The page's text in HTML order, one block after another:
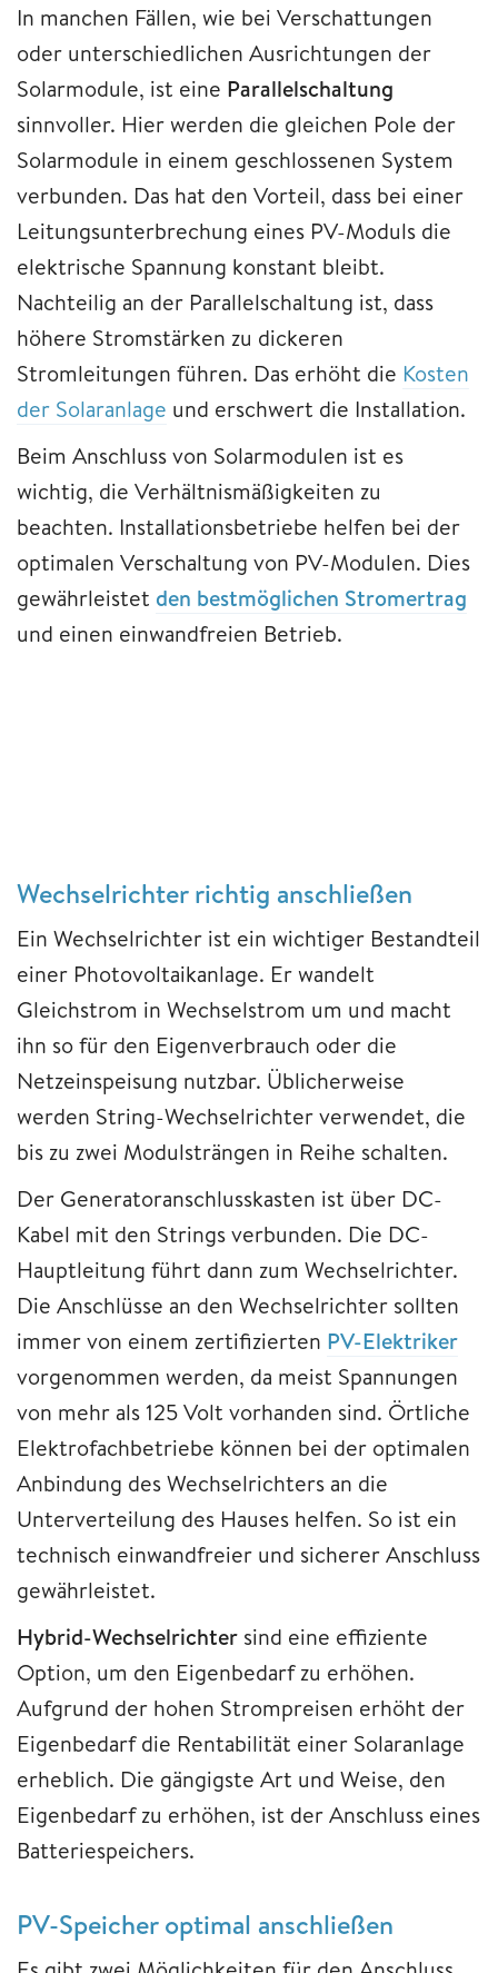
In manchen Fällen, wie bei Verschattungen
oder unterschiedlichen Ausrichtungen der
Solarmodule, ist eine Parallelschaltung
sinnvoller. Hier werden die gleichen Pole der
Solarmodule in einem geschlossenen System
verbunden. Das hat den Vorteil, dass bei einer
Leitungsunterbrechung eines PV-Moduls die
elektrische Spannung konstant bleibt.
Nachteilig an der Parallelschaltung ist, dass
höhere Stromstärken zu dickeren
Stromleitungen führen. Das erhöht die Kosten
der Solaranlage und erschwert die Installation.
Beim Anschluss von Solarmodulen ist es
wichtig, die Verhältnismäßigkeiten zu
beachten. Installationsbetriebe helfen bei der
optimalen Verschaltung von PV-Modulen. Dies
gewährleistet den bestmöglichen Stromertrag
und einen einwandfreien Betrieb.
Wechselrichter richtig anschließen
Ein Wechselrichter ist ein wichtiger Bestandteil
einer Photovoltaikanlage. Er wandelt
Gleichstrom in Wechselstrom um und macht
ihn so für den Eigenverbrauch oder die
Netzeinspeisung nutzbar. Üblicherweise
werden String-Wechselrichter verwendet, die
bis zu zwei Modulsträngen in Reihe schalten.
Der Generatoranschlusskasten ist über DC-
Kabel mit den Strings verbunden. Die DC-
Hauptleitung führt dann zum Wechselrichter.
Die Anschlüsse an den Wechselrichter sollten
immer von einem zertifizierten PV-Elektriker
vorgenommen werden, da meist Spannungen
von mehr als 125 Volt vorhanden sind. Örtliche
Elektrofachbetriebe können bei der optimalen
Anbindung des Wechselrichters an die
Unterverteilung des Hauses helfen. So ist ein
technisch einwandfreier und sicherer Anschluss
gewährleistet.
Hybrid-Wechselrichter sind eine effiziente
Option, um den Eigenbedarf zu erhöhen.
Aufgrund der hohen Strompreisen erhöht der
Eigenbedarf die Rentabilität einer Solaranlage
erheblich. Die gängigste Art und Weise, den
Eigenbedarf zu erhöhen, ist der Anschluss eines
Batteriespeichers.
PV-Speicher optimal anschließen